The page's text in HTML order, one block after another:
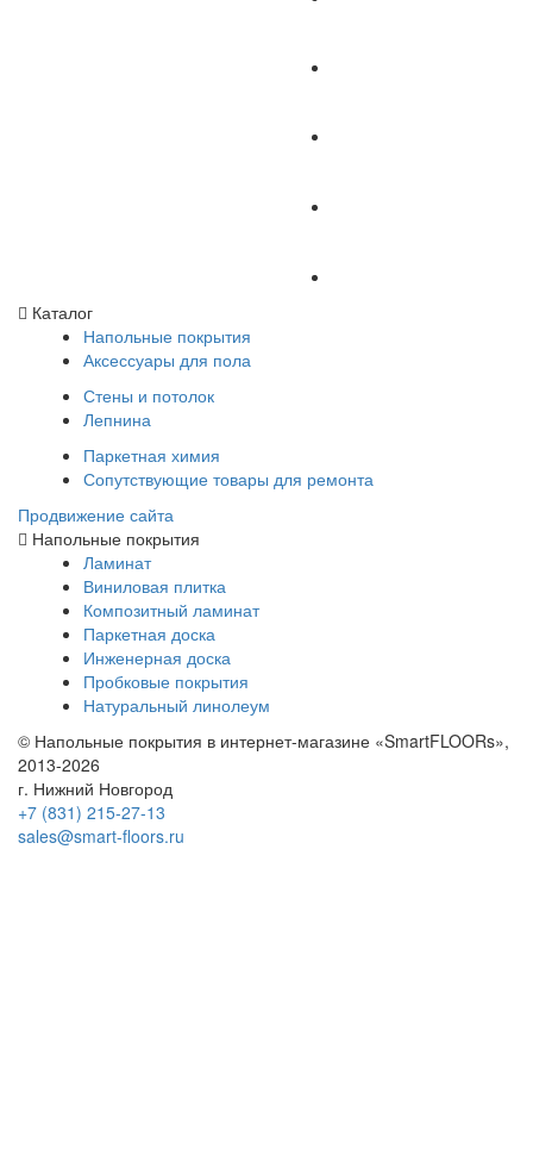
Каталог
Напольные покрытия
Аксессуары для пола
Стены и потолок
Лепнина
Паркетная химия
Сопутствующие товары для ремонта
Продвижение сайта
Напольные покрытия
Ламинат
Виниловая плитка
Композитный ламинат
Паркетная доска
Инженерная доска
Пробковые покрытия
Натуральный линолеум
© Напольные покрытия в интернет-магазине «SmartFLOORs»,
2013-2026
г. Нижний Новгород
+7 (831) 215-27-13
sales@smart-floors.ru